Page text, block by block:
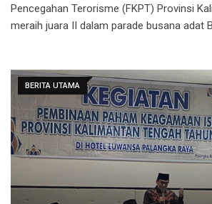
Pencegahan Terorisme (FKPT) Provinsi
meraih juara II dalam parade busana adat
BERITA UTAMA